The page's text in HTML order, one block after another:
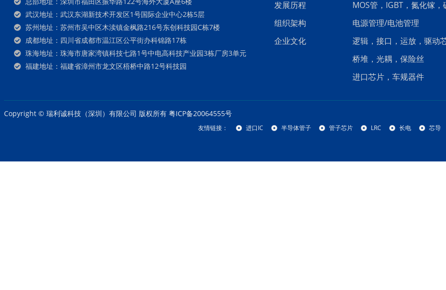
武汉地址：武汉东湖新技术开发区1号国际企业中心2栋5层
苏州地址：苏州市吴中区木渎镇金枫路216号东创科技园C栋7楼
成都地址：四川省成都市温江区公平街办科锦路17栋
珠海地址：珠海市唐家湾镇科技七路1号中电高科技产业园3栋厂房3单元
福建地址：福建省漳州市龙文区梧桥中路12号科技园
发展历程
组织架构
企业文化
MOS管，IGBT，氮化镓，
电源管理/电池管理
逻辑，接口，运放，驱动
桥堆，光耦，保险丝
进口芯片，车规器件
Copyright © 瑞利诚科技（深圳）有限公司 版权所有 粤ICP备20064555号
友情链接： 进口IC 半导体管子 管子芯片 LRC 长电 芯导